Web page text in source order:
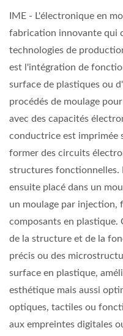
IME - L'électronique en
fabrication innovante qui
technologies de
est l'intégration de
surface de plastiques ou
procédés de moulage
avec des capacités
conductrice est imprimée
former des circuits
structures fonctionnelles.
ensuite placé dans un
un moulage par injection,
composants en plastique.
de la structure et de la
précis ou des
surface en plastique,
esthétique mais aussi
optiques, tactiles ou
aux empreintes digitales